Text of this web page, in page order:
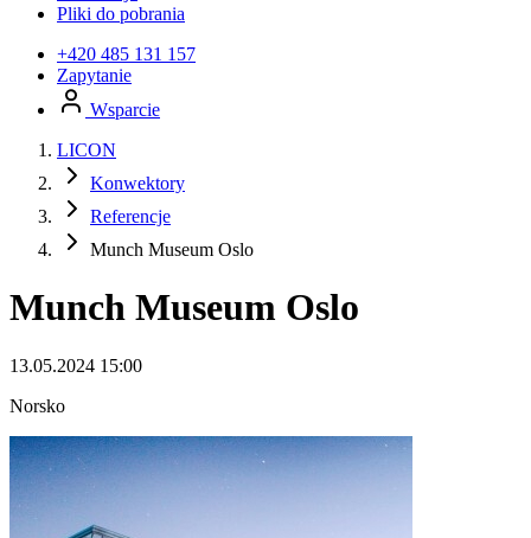
Pliki do pobrania
+420 485 131 157
Zapytanie
Wsparcie
LICON
Konwektory
Referencje
Munch Museum Oslo
Munch Museum Oslo
13.05.2024 15:00
Norsko